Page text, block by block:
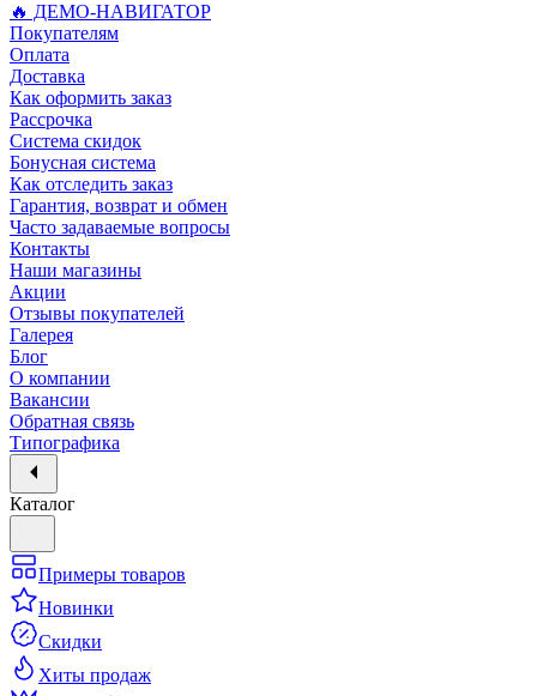
🔥 ДЕМО-НАВИГАТОР
Покупателям
Оплата
Доставка
Как оформить заказ
Рассрочка
Система скидок
Бонусная система
Как отследить заказ
Гарантия, возврат и обмен
Часто задаваемые вопросы
Контакты
Наши магазины
Акции
Отзывы покупателей
Галерея
Блог
О компании
Вакансии
Обратная связь
Типографика
Каталог
Примеры товаров
Новинки
Скидки
Хиты продаж